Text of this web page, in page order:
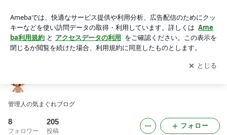
アプリをダウンロードして ブログの更新通知
を受け取りまし
ょう。
開く
管理人の気まぐれブログ
8
フォロワー
205
投稿
フォロー